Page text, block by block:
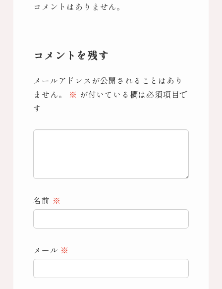
コメントはありません。
コメントを残す
メールアドレスが公開されることはあり
ません。
※ が付いている欄は必須項目で
す
名前 ※
メール ※